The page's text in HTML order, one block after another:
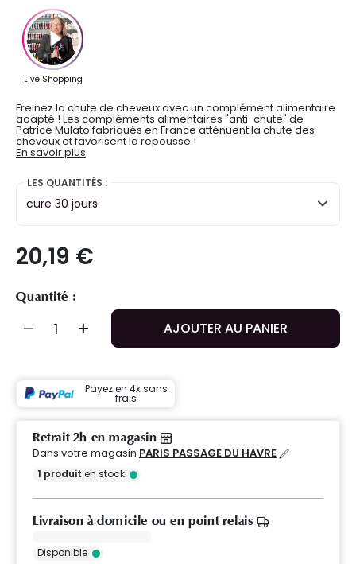
Freinez la chute de cheveux avec un complément alimentaire
adapté ! Les compléments alimentaires "anti-chute" de
Patrice Mulato fabriqués en France atténuent la chute des
cheveux et favorisent la repousse !
En savoir plus
LES QUANTITÉS :
cure 30 jours
20,19 €
Quantité :
AJOUTER AU PANIER
Payez en 4x sans
frais
Retrait 2h en magasin
Dans votre magasin PARIS PASSAGE DU HAVRE
1 produit en stock
Livraison à domicile ou en point relais
Disponible